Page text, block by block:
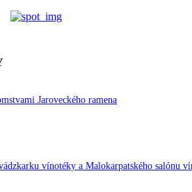
Jaroveckého ramena
vínotéky a Malokarpatského salónu